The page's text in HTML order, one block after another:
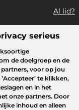
Al lid?
Beauty
serieus
de doelgroep en de
voor op jou
’Accepteer’ te klikken,
en in het
onze partners. Door
inhoud en alleen